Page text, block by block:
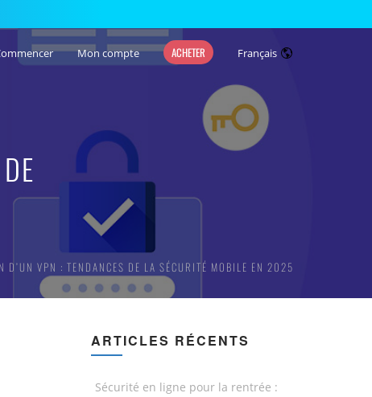
Mon compte ACHETER Français
D’UN VPN : TENDANCES DE LA SÉCURITÉ MOBILE EN 2025
ARTICLES RÉCENTS
Sécurité en ligne pour la rentrée :